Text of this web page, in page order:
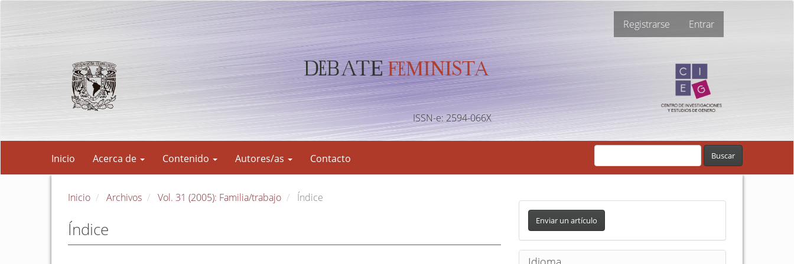
principal
Registrarse Entrar
ISSN-e: 2594-066X
Inicio Acerca de Contenido Autores/as Contacto Buscar
Inicio Archivos Vol. 31 (2005): Familia/trabajo Índice
Índice
E
v
i
Enviar un artículo